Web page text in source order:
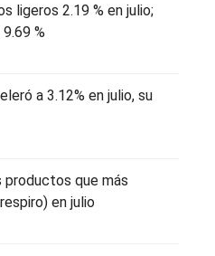
ligeros 2.19 % en julio;
%
a 3.12% en julio, su
productos que más
en julio